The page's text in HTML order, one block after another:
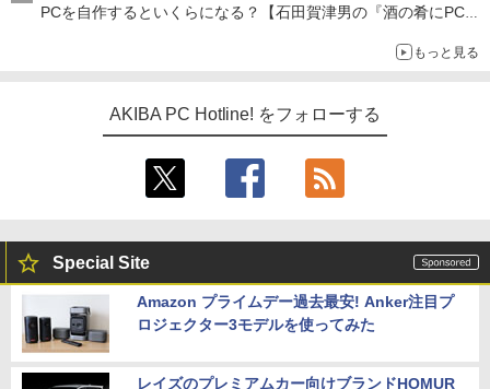
PCを自作するといくらになる？【石田賀津男の『酒の肴にPCゲ
もっと見る
AKIBA PC Hotline! をフォローする
Special Site
Amazon プライムデー過去最安! Anker注目プ
ロジェクター3モデルを使ってみた
レイズのプレミアムカー向けブランドHOMUR